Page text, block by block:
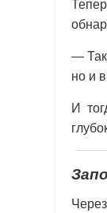
—
но и
И